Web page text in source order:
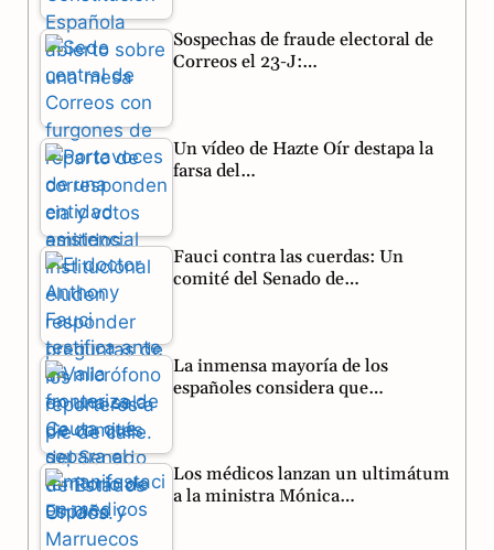
o
o
k
a
p
Sospechas de fraude electoral de
Correos el 23-J:…
Un vídeo de Hazte Oír destapa la
farsa del…
Fauci contra las cuerdas: Un
comité del Senado de…
La inmensa mayoría de los
españoles considera que…
Los médicos lanzan un ultimátum
a la ministra Mónica…